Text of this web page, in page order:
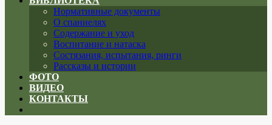
Нормативные документы
О спаниелях
Содержание и уход
Воспитание и натаска
Состязания, испытания, ринги
Рассказы и истории
ФОТО
ВИДЕО
КОНТАКТЫ
menu